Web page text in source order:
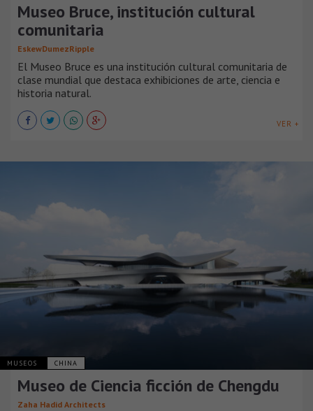
Museo Bruce, institución cultural
comunitaria
EskewDumezRipple
El Museo Bruce es una institución cultural comunitaria de
clase mundial que destaca exhibiciones de arte, ciencia e
historia natural.
VER +
MUSEOS CHINA
Museo de Ciencia ficción de Chengdu
Zaha Hadid Architects